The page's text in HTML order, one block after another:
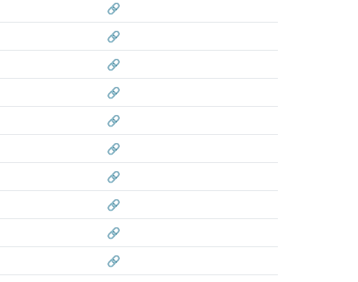
🔗
🔗
🔗
🔗
🔗
🔗
🔗
🔗
🔗
🔗